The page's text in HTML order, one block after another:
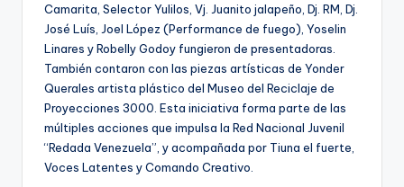
Camarita, Selector Yulilos, Vj. Juanito jalapeño, Dj. RM, Dj.
José Luís, Joel López (Performance de fuego), Yoselin
Linares y Robelly Godoy fungieron de presentadoras.
También contaron con las piezas artísticas de Yonder
Querales artista plástico del Museo del Reciclaje de
Proyecciones 3000. Esta iniciativa forma parte de las
múltiples acciones que impulsa la Red Nacional Juvenil
“Redada Venezuela”, y acompañada por Tiuna el fuerte,
Voces Latentes y Comando Creativo.